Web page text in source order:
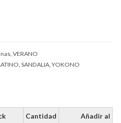
VERANO
SANDALIA YOKONO
Cantidad
Añadir al